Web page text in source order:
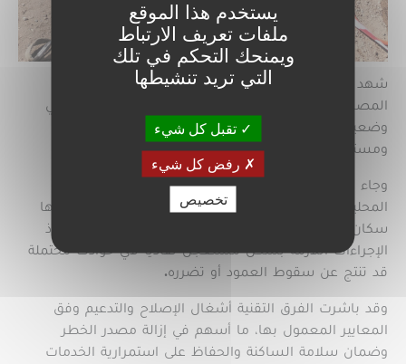
شهد حي الفتح بمدينة بات ملول تدخلا ميدانيًا من طرف
المصالح المختصة لإصلاح عمود كهربائي إسمنتي كان في
وضعية متدهورة ويشكل خطراً على سلامة المواطنين
ومستعملي الطريق.
وجاء هذا التدخل بعد معاينة الوضع من طرف السلطات
المحلية وتفاعلها مع الشكايات والملاحظات التي عبر عنها
سكان الحي، حيث تم التنسيق مع المصالح المعنية لاتخاذ
الإجراءات اللازمة بشكل مستعجل تفادياً لأي حوادث محتملة
قد تنتج عن سقوط العمود أو تضرره.
وقد باشرت الفرق التقنية أشغال الإصلاح والتدعيم وفق
المعايير المعمول بها، ما أسهم في إزالة مصدر الخطر
وضمان سلامة الساكنة والحفاظ على استمرارية الخدمات
يستخدم هذا الموقع
ملفات تعريف الارتباط
ويمنحك التحكم في تلك
التي تريد تنشيطها
تقبل كل شيء
رفض كل شيء
تخصيص